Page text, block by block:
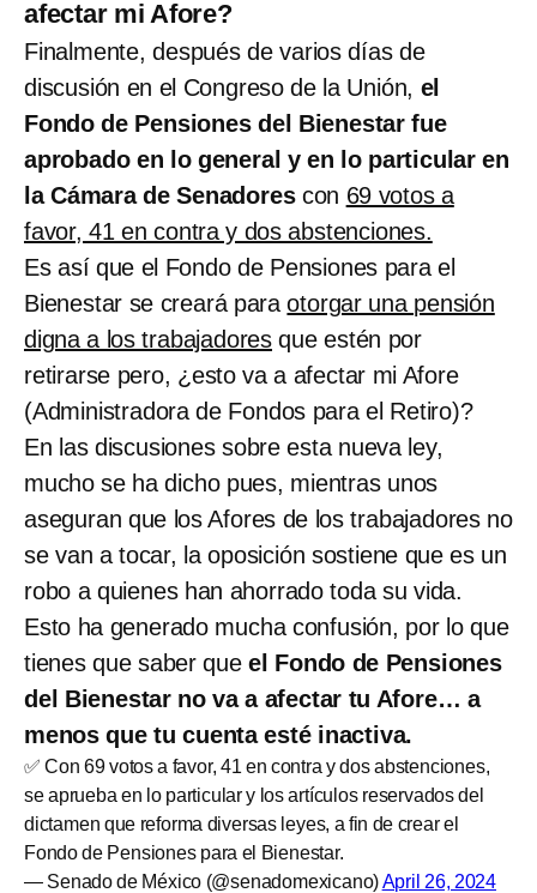
afectar mi Afore?
Finalmente, después de varios días de
discusión en el Congreso de la Unión, el
Fondo de Pensiones del Bienestar fue
aprobado en lo general y en lo particular en
la Cámara de Senadorescon 69 votos a
favor, 41 en contra y dos abstenciones.
Es así que el Fondo de Pensiones para el
Bienestar se creará paraotorgar una pensión
digna a los trabajadores que estén por
retirarse pero, ¿esto va a afectar mi Afore
(Administradora de Fondos para el Retiro)?
En las discusiones sobre esta nueva ley,
mucho se ha dicho pues, mientras unos
aseguran que los Afores de los trabajadores no
se van a tocar, la oposición sostiene que es un
robo a quienes han ahorrado toda su vida.
Esto ha generado mucha confusión, por lo que
tienes que saber queel Fondo de Pensiones
del Bienestar no va a afectar tu Afore… a
menos que tu cuenta esté inactiva.
✅ Con 69 votos a favor, 41 en contra y dos abstenciones,
se aprueba en lo particular y los artículos reservados del
dictamen que reforma diversas leyes, a fin de crear el
Fondo de Pensiones para el Bienestar.
— Senado de México (@senadomexicano)April 26, 2024